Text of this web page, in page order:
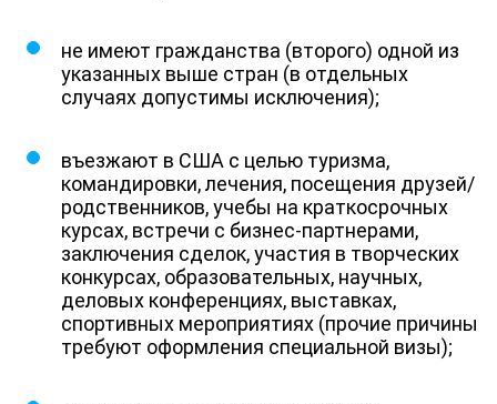
не имеют гражданства (второго) одной из
указанных выше стран (в отдельных
случаях допустимы исключения);
въезжают в США с целью туризма,
командировки, лечения, посещения друзей/
родственников, учебы на краткосрочных
курсах, встречи с бизнес-партнерами,
заключения сделок, участия в творческих
конкурсах, образовательных, научных,
деловых конференциях, выставках,
спортивных мероприятиях (прочие причины
требуют оформления специальной визы);